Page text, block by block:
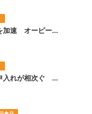
加速 オーピー...
入れが相次ぐ ...